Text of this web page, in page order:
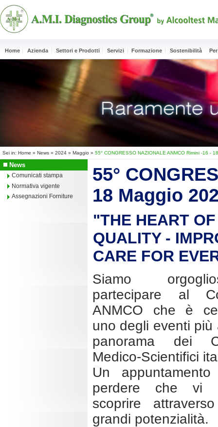
Home Azienda Settori e Prodotti Servizi Formazione Sostenibilità
Sei in: Home » News » 2024 » Maggio » 55° CONGRESSO NAZIONALE ANMCO Rimini -16 -
News
Comunicati stampa
Normativa vigente
Assegnazioni Forniture
55°
18 Maggio
"THE HEART OF
QUALITY -
CARE FOR
Siamo
partecipare al
ANMCO che è
uno degli eventi più
panorama dei
Medico-Scientifici
Un
perdere che vi
scoprire
grandi potenzialità.